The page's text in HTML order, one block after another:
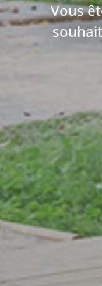
Vous